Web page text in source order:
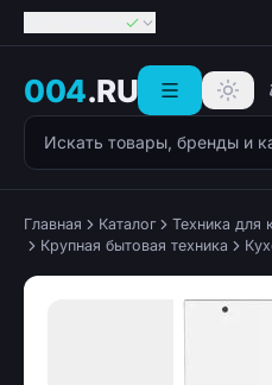
004.RU
Поиск товаров
Главная Каталог
Техника для
Крупная бытовая техника